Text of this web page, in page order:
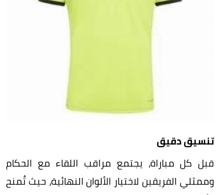
تنسيق دقيق
قبل كل مباراة، يجتمع مراقب اللقاء مع الحكام
وممثلي الفريقين لاختيار الألوان النهائية، حيث تُمنح